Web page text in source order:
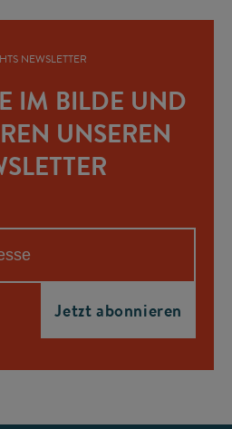
NEWSLETTER
IM BILDE UND
UNSEREN